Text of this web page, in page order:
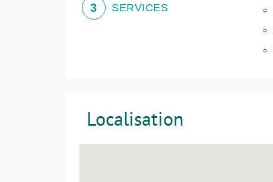
3 SERVICES
Localisation